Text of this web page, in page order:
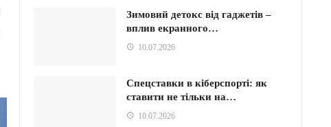
Зимовий детокс від гаджетів –
вплив екранного…
10.07.2026
Спецставки в кіберспорті: як
ставити не тільки на…
10.07.2026